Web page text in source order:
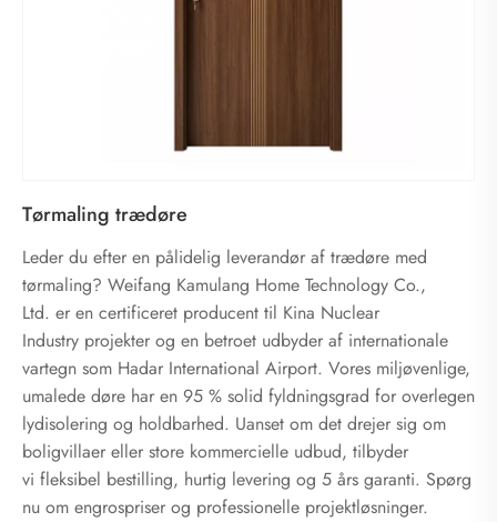
Tørmaling trædøre
Leder du efter en pålidelig leverandør af trædøre med
tørmaling? Weifang Kamulang Home Technology Co.,
Ltd. er en certificeret producent til Kina Nuclear
Industry projekter og en betroet udbyder af internationale
vartegn som Hadar International Airport. Vores miljøvenlige,
umalede døre har en 95 % solid fyldningsgrad for overlegen
lydisolering og holdbarhed. Uanset om det drejer sig om
boligvillaer eller store kommercielle udbud, tilbyder
vi fleksibel bestilling, hurtig levering og 5 års garanti. Spørg
nu om engrospriser og professionelle projektløsninger.